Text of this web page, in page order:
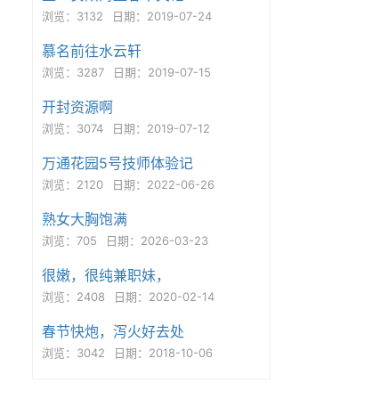
浏览：3132 日期：2019-07-24
慕名前往水云轩
浏览：3287 日期：2019-07-15
开封资源啊
浏览：3074 日期：2019-07-12
万通花园5号技师体验记
浏览：2120 日期：2022-06-26
熟女大胸饱满
浏览：705 日期：2026-03-23
很嫩，很纯兼职妹，
浏览：2408 日期：2020-02-14
春节快炮，泻火好去处
浏览：3042 日期：2018-10-06